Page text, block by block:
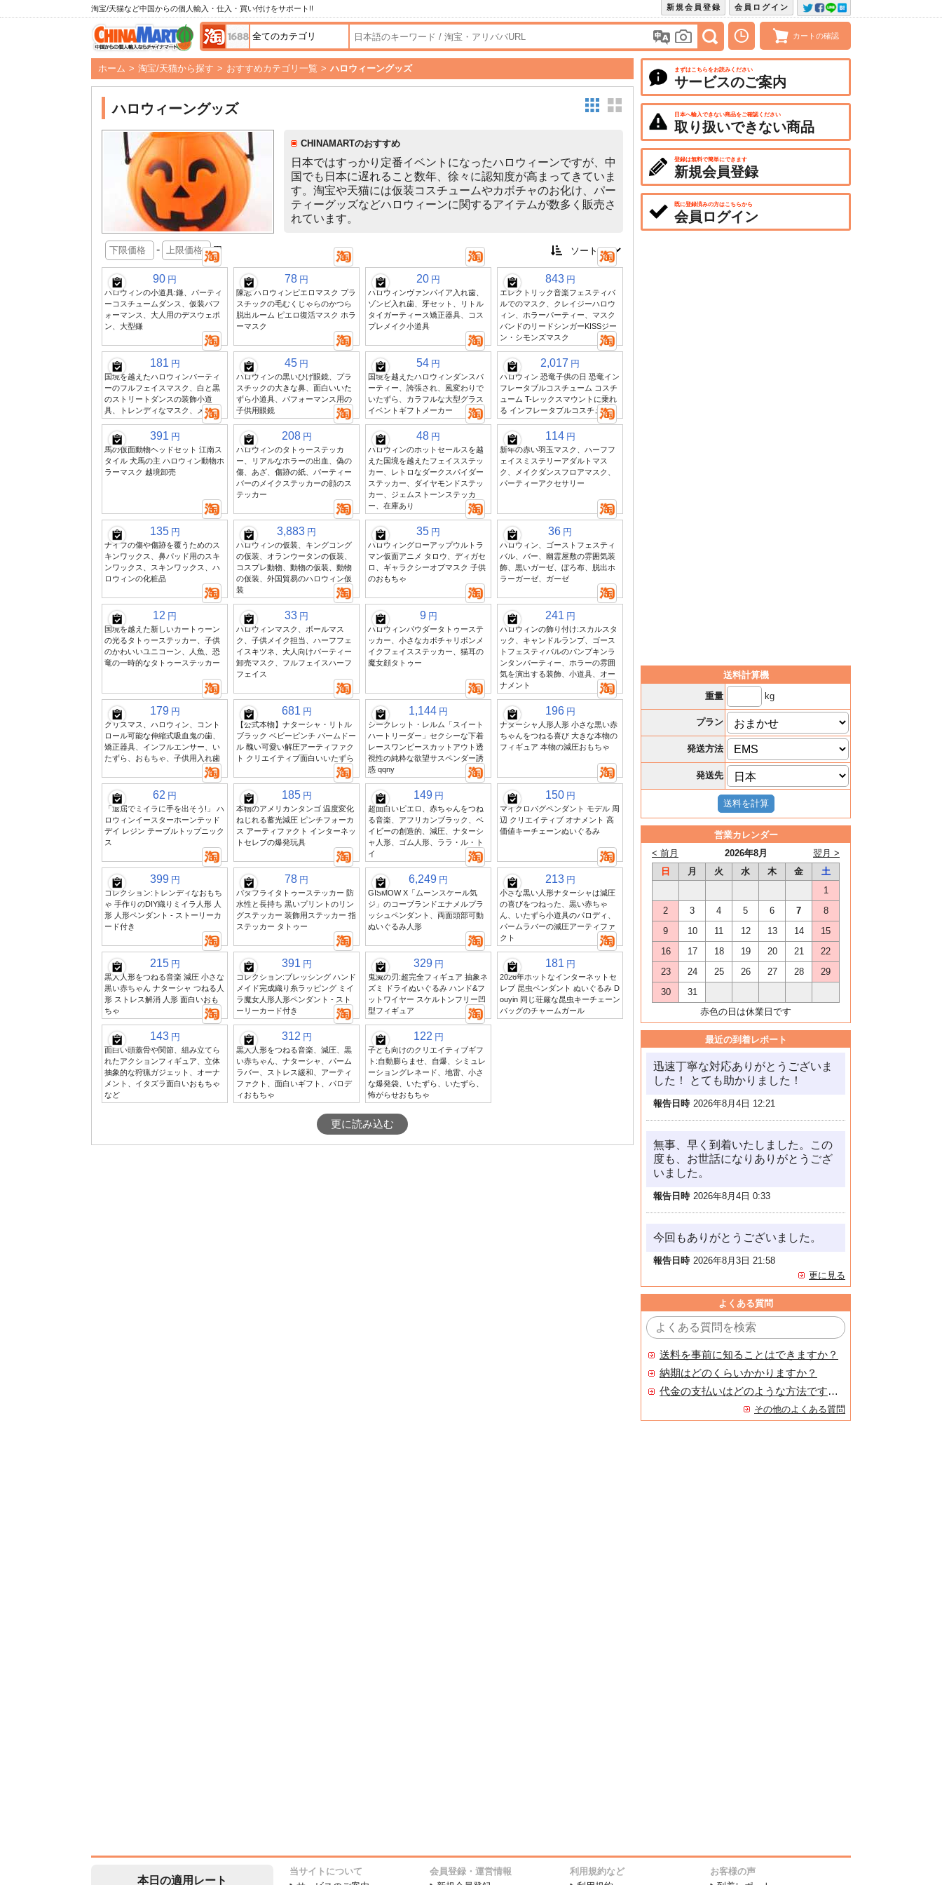
淘宝/天猫など中国からの個人輸入・仕入・買い付けをサポート!! 会員ログイン
新規会員登録
カートの確認
ホーム > 淘宝/天猫から探す > おすすめカテゴリ一覧 > ハロウィーングッズ
ハロウィーングッズ
CHINAMARTのおすすめ
日本ではすっかり定番イベントになったハロウィーンですが、中
国でも日本に遅れること数年、徐々に認知度が高まってきていま
す。淘宝や天猫には仮装コスチュームやカボチャのお化け、パー
ティーグッズなどハロウィーンに関するアイテムが数多く販売さ
れています。
- 円
90 円
ハロウィンの小道具:鎌、パーティ
ーコスチュームダンス、仮装パフ
ォーマンス、大人用のデスウェポ
ン、大型鎌
78 円
陳志 ハロウィンピエロマスク プラ
スチックの毛むくじゃらのかつら
脱出ルーム ピエロ復活マスク ホラ
ーマスク
20 円
ハロウィンヴァンパイア入れ歯、
ゾンビ入れ歯、牙セット、リトル
タイガーティース矯正器具、コス
プレメイク小道具
843 円
エレクトリック音楽フェスティバ
ルでのマスク、クレイジーハロウ
ィン、ホラーパーティー、マスク
バンドのリードシンガーKISSジー
ン・シモンズマスク
181 円
国境を越えたハロウィンパーティ
ーのフルフェイスマスク、白と黒
のストリートダンスの装飾小道
具、トレンディなマスク、メイク
45 円
ハロウィンの黒いひげ眼鏡、プラ
スチックの大きな鼻、面白いいた
ずら小道具、パフォーマンス用の
子供用眼鏡
54 円
国境を越えたハロウィンダンスパ
ーティー、誇張され、風変わりで
いたずら、カラフルな大型グラス
イベントギフトメーカー
2,017 円
ハロウィン 恐竜子供の日 恐竜イン
フレータブルコスチューム コスチ
ューム T-レックスマウントに乗れ
る インフレータブルコスチューム
391 円
馬の仮面動物ヘッドセット 江南ス
タイル 犬馬の主 ハロウィン動物ホ
ラーマスク 越境卸売
208 円
ハロウィンのタトゥーステッカ
ー、リアルなホラーの出血、偽の
傷、あざ、傷跡の紙、パーティー
バーのメイクステッカーの顔のス
テッカー
48 円
ハロウィンのホットセールスを越
えた国境を越えたフェイスステッ
カー、レトロなダークスパイダー
ステッカー、ダイヤモンドステッ
カー、ジェムストーンステッカ
ー、在庫あり
114 円
新年の赤い羽玉マスク、ハーフフ
ェイスミステリーアダルトマス
ク、メイクダンスフロアマスク、
パーティーアクセサリー
135 円
ナイフの傷や傷跡を覆うためのス
キンワックス、鼻パッド用のスキ
ンワックス、スキンワックス、ハ
ロウィンの化粧品
3,883 円
ハロウィンの仮装、キングコング
の仮装、オランウータンの仮装、
コスプレ動物、動物の仮装、動物
の仮装、外国貿易のハロウィン仮
装
35 円
ハロウィングローアップウルトラ
マン仮面アニメ タロウ、ディガセ
ロ、ギャラクシーオブマスク 子供
のおもちゃ
36 円
ハロウィン、ゴーストフェスティ
バル、バー、幽霊屋敷の雰囲気装
飾、黒いガーゼ、ぼろ布、脱出ホ
ラーガーゼ、ガーゼ
12 円
国境を越えた新しいカートゥーン
の光るタトゥーステッカー、子供
のかわいいユニコーン、人魚、恐
竜の一時的なタトゥーステッカー
33 円
ハロウィンマスク、ボールマス
ク、子供メイク担当、ハーフフェ
イスキツネ、大人向けパーティー
卸売マスク、フルフェイスハーフ
フェイス
9 円
ハロウィンパウダータトゥーステ
ッカー、小さなカボチャリボンメ
イクフェイスステッカー、猫耳の
魔女顔タトゥー
241 円
ハロウィンの飾り付け:スカルスタ
ック、キャンドルランプ、ゴース
トフェスティバルのパンプキンラ
ンタンパーティー、ホラーの雰囲
気を演出する装飾、小道具、オー
ナメント
179 円
クリスマス、ハロウィン、コント
ロール可能な伸縮式吸血鬼の歯、
矯正器具、インフルエンサー、い
たずら、おもちゃ、子供用入れ歯
681 円
【公式本物】ナターシャ・リトル
ブラック ベビーピンチ パームドー
ル 醜い可愛い解圧アーティファク
ト クリエイティブ面白いいたずら
1,144 円
シークレット・レルム「スイート
ハートリーダー」セクシーな下着
レースワンピースカットアウト透
視性の純粋な欲望サスペンダー誘
惑 qqny
196 円
ナターシャ人形人形 小さな黒い赤
ちゃんをつねる喜び 大きな本物の
フィギュア 本物の減圧おもちゃ
62 円
「退屈でミイラに手を出そう!」 ハ
ロウィンイースターホーンテッド
デイ レジン テーブルトップニック
ス
185 円
本物のアメリカンタンゴ 温度変化
ねじれる蓄光減圧 ピンチフォーカ
ス アーティファクト インターネッ
トセレブの爆発玩具
149 円
超面白いピエロ、赤ちゃんをつね
る音楽、アフリカンブラック、ベ
イビーの創造的、減圧、ナターシ
ャ人形、ゴム人形、ララ・ル・ト
イ
150 円
マイクロバグペンダント モデル 周
辺 クリエイティブ オナメント 高
価値キーチェーンぬいぐるみ
399 円
コレクション:トレンディなおもち
ゃ 手作りのDIY織りミイラ人形 人
形 人形ペンダント - ストーリーカ
ード付き
78 円
バタフライタトゥーステッカー 防
水性と長持ち 黒いプリントのリン
グステッカー 装飾用ステッカー 指
ステッカー タトゥー
6,249 円
GISMOW X「ムーンスケール気
ジ」のコーブランドエナメルプラ
ッシュペンダント、両面頭部可動
ぬいぐるみ人形
213 円
小さな黒い人形ナターシャは減圧
の喜びをつねった、黒い赤ちゃ
ん、いたずら小道具のパロディ、
パームラバーの減圧アーティファ
クト
215 円
黒人人形をつねる音楽 減圧 小さな
黒い赤ちゃん ナターシャ つねる人
形 ストレス解消 人形 面白いおも
ちゃ
391 円
コレクション:ブレッシング ハンド
メイド完成織り糸ラッピング ミイ
ラ魔女人形人形ペンダント - スト
ーリーカード付き
329 円
鬼滅の刃:超完全フィギュア 抽象ネ
ズミ ドライぬいぐるみ ハンド&フ
ットワイヤー スケルトンフリー凹
型フィギュア
181 円
2026年ホットなインターネットセ
レブ 昆虫ペンダント ぬいぐるみ D
ouyin 同じ荘厳な昆虫キーチェーン
バッグのチャームガール
143 円
面白い頭蓋骨や関節、組み立てら
れたアクションフィギュア、立体
抽象的な狩猟ガジェット、オーナ
メント、イタズラ面白いおもちゃ
など
312 円
黒人人形をつねる音楽、減圧、黒
い赤ちゃん、ナターシャ、パーム
ラバー、ストレス緩和、アーティ
ファクト、面白いギフト、パロデ
ィおもちゃ
122 円
子ども向けのクリエイティブギフ
ト:自動膨らませ、自爆、シミュレ
ーショングレネード、地雷、小さ
な爆発袋、いたずら、いたずら、
怖がらせおもちゃ
更に読み込む
まずはこちらをお読みください
サービスのご案内
日本へ輸入できない商品をご確認ください
取り扱いできない商品
登録は無料で簡単にできます
新規会員登録
既に登録済みの方はこちらから
会員ログイン
送料計算機
重量
kg
プラン
発送方法
発送先
営業カレンダー
2026年8月
< 前月
翌月 >
日
月 火 水 木 金
土
1
2
3 4 5 6 7
8
9
10 11 12 13 14
15
16
17 18 19 20 21
22
23
24 25 26 27 28
29
30
31
赤色の日は休業日です
最近の到着レポート
迅速丁寧な対応ありがとうございま
した！ とても助かりました！
報告日時 2026年8月4日 12:21
無事、早く到着いたしました。この
度も、お世話になりありがとうござ
いました。
報告日時 2026年8月4日 0:33
今回もありがとうございました。
報告日時 2026年8月3日 21:58
更に見る
よくある質問
送料を事前に知ることはできますか？
納期はどのくらいかかりますか？
代金の支払いはどのような方法ですか？
その他のよくある質問
本日の適用レート
当サイトについて
会員登録・運営情報
利用規約など
お客様の声